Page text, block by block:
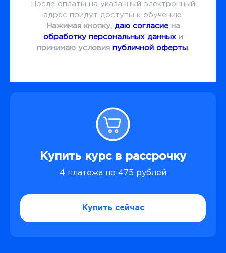
После оплаты на указанный электронный
адрес придут доступы к обучению.
Нажимая кнопку, даю согласиена
обработку персональных данныхи
принимаю условия публичной оферты.
Купить курс в рассрочку
4 платежа по 475 рублей
Купить сейчас